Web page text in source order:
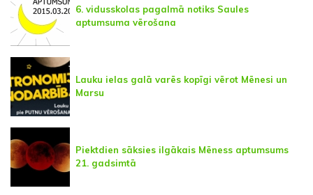
6. vidusskolas pagalmā notiks Saules
aptumsuma vērošana
Lauku ielas galā varēs kopīgi vērot Mēnesi un
Marsu
Piektdien sāksies ilgākais Mēness aptumsums
21. gadsimtā